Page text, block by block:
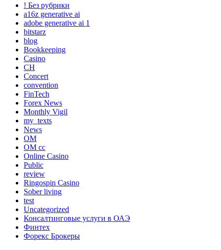
! Без рубрики
a16z generative ai
adobe generative ai 1
bitstarz
blog
Bookkeeping
Casino
CH
Concert
convention
FinTech
Forex News
Monthly Vigil
my_texts
News
OM
OM cc
Online Casino
Public
review
Ringospin Casino
Sober living
test
Uncategorized
Консалтинговые услуги в ОАЭ
Финтех
Форекс Брокеры